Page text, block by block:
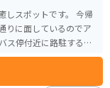
しスポットです。 今帰
りに面しているのでア
ス停付近に路駐するこ